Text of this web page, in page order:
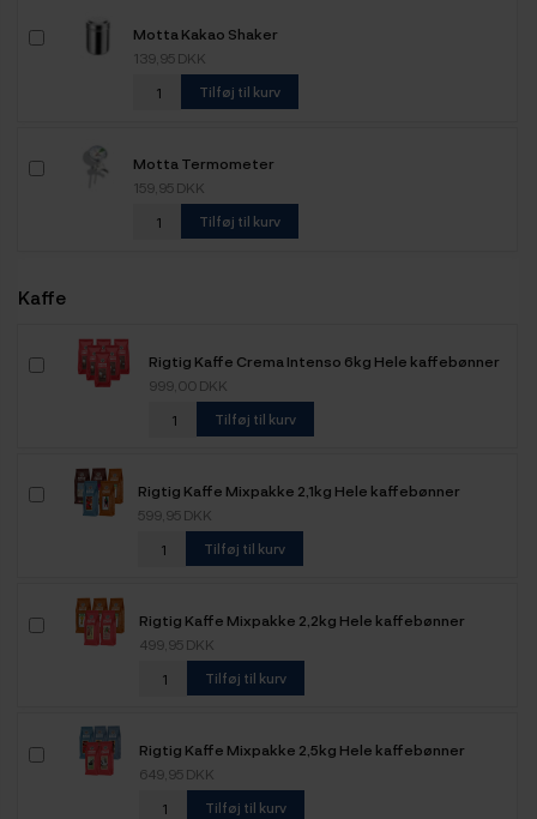
Motta Kakao Shaker
139,95 DKK
Tilføj til kurv
Motta Termometer
159,95 DKK
Tilføj til kurv
Kaffe
Rigtig Kaffe Crema Intenso 6kg Hele kaffebønner
999,00 DKK
Tilføj til kurv
Rigtig Kaffe Mixpakke 2,1kg Hele kaffebønner
599,95 DKK
Tilføj til kurv
Rigtig Kaffe Mixpakke 2,2kg Hele kaffebønner
499,95 DKK
Tilføj til kurv
Rigtig Kaffe Mixpakke 2,5kg Hele kaffebønner
649,95 DKK
Tilføj til kurv